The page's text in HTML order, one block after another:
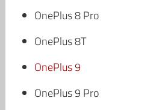
OnePlus 8 Pro
OnePlus 8T
OnePlus 9
OnePlus 9 Pro